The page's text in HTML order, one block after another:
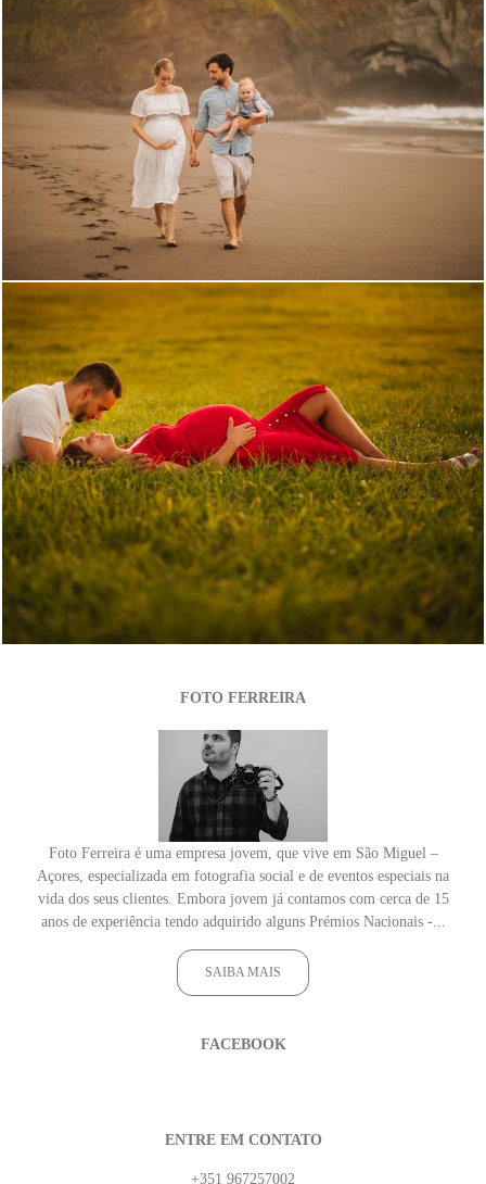
2782
1982
FOTO FERREIRA
Foto Ferreira é uma empresa jovem, que vive em São Miguel –
Açores, especializada em fotografia social e de eventos especiais na
vida dos seus clientes. Embora jovem já contamos com cerca de 15
anos de experiência tendo adquirido alguns Prémios Nacionais -...
SAIBA MAIS
FACEBOOK
ENTRE EM CONTATO
+351 967257002